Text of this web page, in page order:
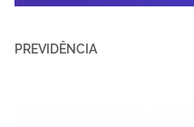
PREVIDÊNCIA